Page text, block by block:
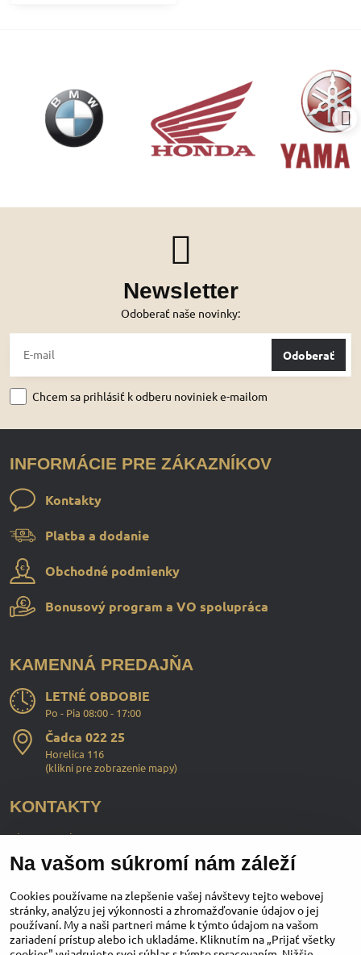
Newsletter
Odoberať naše novinky:
Odoberať
Chcem sa prihlásiť k odberu noviniek e-mailom
INFORMÁCIE PRE ZÁKAZNÍKOV
Kontakty
Platba a dodanie
Obchodné podmienky
Bonusový program a VO spolupráca
KAMENNÁ PREDAJŇA
LETNÉ OBDOBIE
Po - Pia 08:00 - 17:00
Čadca 022 25
Horelica 116
(klikni pre zobrazenie mapy)
KONTAKTY
ChopperStyle s.r.o.
Ing. Martin Murčo
+421 911 364 555
obchod​@chopperstyle​.sk
Na vašom súkromí nám záleží
Cookies používame na zlepšenie vašej návštevy tejto webovej
stránky, analýzu jej výkonnosti a zhromažďovanie údajov o jej
používaní. My a naši partneri máme k týmto údajom na vašom
zariadení prístup alebo ich ukladáme. Kliknutím na „Prijať všetky